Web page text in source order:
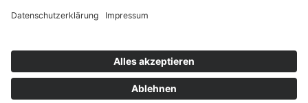
© Biolandhof Engemann